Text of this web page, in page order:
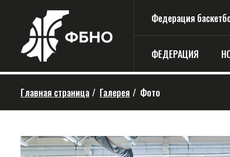
Федерация
ФЕДЕРАЦИЯ
Главная страница / Галерея / Фото